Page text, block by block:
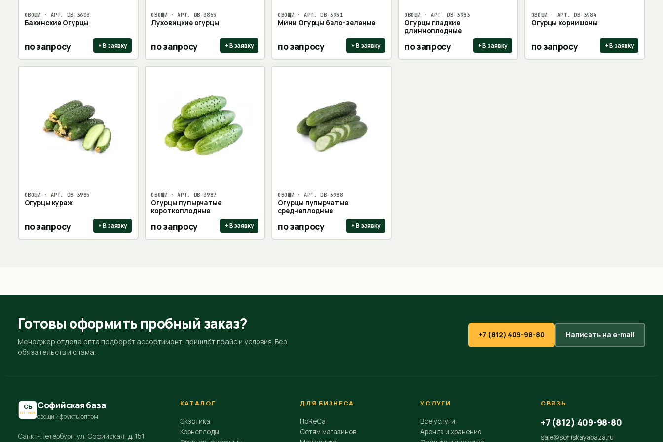
ОВОЩИ · АРТ. DB-3603
Бакинские Огурцы
по запросу + В заявку
ОВОЩИ · АРТ. DB-3865
Луховицкие огурцы
по запросу + В заявку
ОВОЩИ · АРТ.DB-3951
Мини Огурцы бело-зеленые
по запросу + В заявку
ОВОЩИ · АРТ.DB-3983
Огурцы гладкие
длинноплодные
по запросу + В заявку
ОВОЩИ · АРТ. DB-3984
Огурцы корнишоны
по запросу + В заявку
ОВОЩИ · АРТ. DB-3985
Огурцы кураж
по запросу + В заявку
ОВОЩИ · АРТ. DB-3987
Огурцы пупырчатые
короткоплодные
по запросу + В заявку
ОВОЩИ · АРТ.DB-3988
Огурцы пупырчатые
среднеплодные
по запросу + В заявку
Готовы оформить пробный заказ?
Менеджер отдела опта подберёт ассортимент, пришлёт прайс и условия. Без
обязательств и спама.
+7 (812) 409-98-80 Написать на e-mail
СБ
EST.2015
Софийская база
овощи и фрукты оптом
Санкт-Петербург, ул. Софийская, д. 151
КАТАЛОГ
Экзотика
Корнеплоды
ДЛЯ БИЗНЕСА
HoReCa
Сетям магазинов
УСЛУГИ
Все услуги
Аренда и хранение
СВЯЗЬ
+7 (812) 409-98-80
sale@sofiiskayabaza.ru